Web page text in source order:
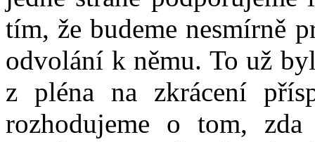
tím, že budeme nesmírně
odvolání k němu. To už
z pléna na zkrácení
rozhodujeme o tom,